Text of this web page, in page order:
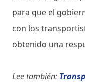
para que el
con los
obtenido una
Lee también: